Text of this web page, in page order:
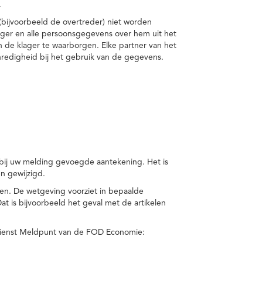
de overtreder) niet worden
en alle persoonsgegevens over hem uit het
klager te waarborgen. Elke partner van het
bij het gebruik van de gegevens.
uw melding gevoegde aantekening. Het is
gewijzigd.
De wetgeving voorziet in bepaalde
is bijvoorbeeld het geval met de artikelen
Meldpunt van de FOD Economie: